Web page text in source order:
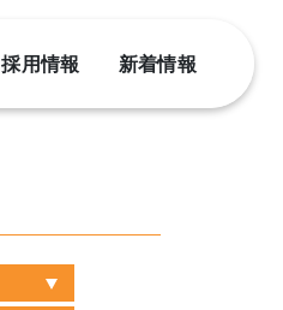
採用情報 新着情報